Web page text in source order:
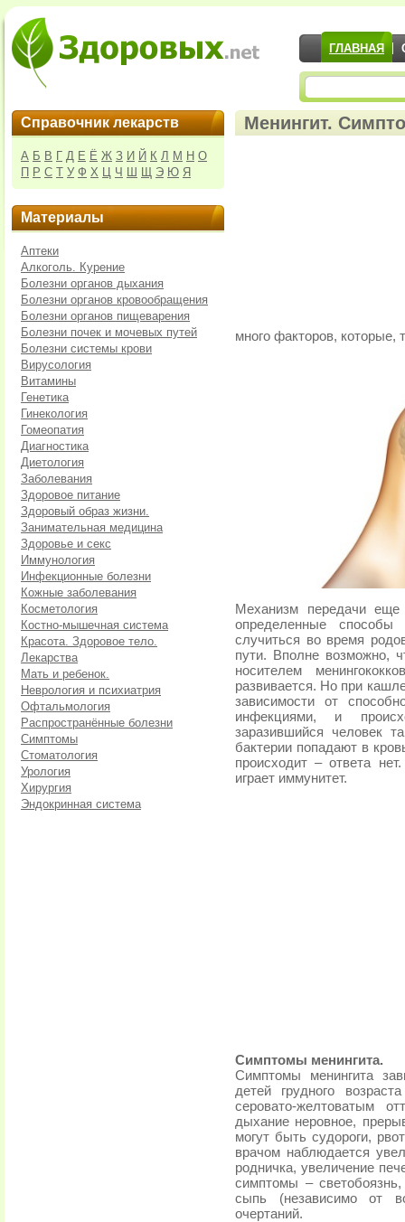
ГЛАВНАЯ
Справочник лекарств
А Б В Г Д Е Ё Ж З И Й К Л М Н О
П Р С Т У Ф Х Ц Ч Ш Щ Э Ю Я
Материалы
Аптеки
Алкоголь. Курение
Болезни органов дыхания
Болезни органов кровообращения
Болезни органов пищеварения
Болезни почек и мочевых путей
Болезни системы крови
Вирусология
Витамины
Генетика
Гинекология
Гомеопатия
Диагностика
Диетология
Заболевания
Здоровое питание
Здоровый образ жизни.
Занимательная медицина
Здоровье и секс
Иммунология
Инфекционные болезни
Кожные заболевания
Косметология
Костно-мышечная система
Красота. Здоровое тело.
Лекарства
Мать и ребенок.
Неврология и психиатрия
Офтальмология
Распространённые болезни
Симптомы
Стоматология
Урология
Хирургия
Эндокринная система
Менингит.
много факторов, которые,
Механизм передачи
определенные способы
случиться во время
пути. Вполне возможно,
носителем
развивается. Но при
зависимости от
инфекциями, и
заразившийся человек
бактерии попадают в
происходит – ответа
играет иммунитет.
Симптомы менингита.
Симптомы менингита
детей грудного
серовато-желтоватым
дыхание неровное,
могут быть судороги,
врачом наблюдается
родничка, увеличение
симптомы –
сыпь (независимо от
очертаний.